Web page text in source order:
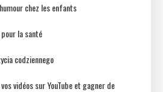
chez les enfants
la santé
codziennego
vidéos sur YouTube et gagner de